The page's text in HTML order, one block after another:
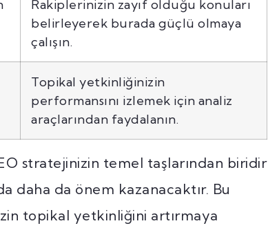
Rakiplerinizin zayıf olduğu konuları
belirleyerek burada güçlü olmaya
çalışın.
Topikal yetkinliğinizin
performansını izlemek için analiz
araçlarından faydalanın.
stratejinizin temel taşlarından biridir
daha da önem kazanacaktır. Bu
topikal yetkinliğini artırmaya